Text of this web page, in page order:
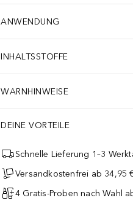
ANWENDUNG
INHALTSSTOFFE
WARNHINWEISE
DEINE VORTEILE
Schnelle Lieferung 1–3
Versandkostenfrei ab 34,95
4 Gratis-Proben nach Wahl